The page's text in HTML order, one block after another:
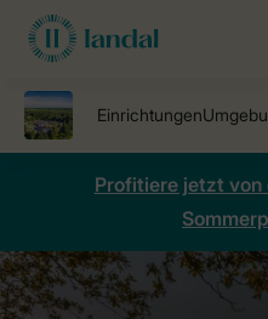
Profitiere jetzt
Ferienparks Bospark